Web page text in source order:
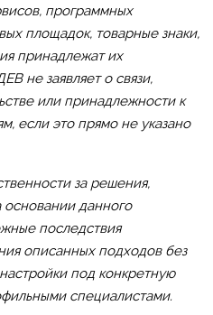
программных
площадок, товарные знаки,
принадлежат их
не заявляет о связи,
или принадлежности к
если это прямо не указано
за решения,
основании данного
последствия
описанных подходов без
под конкретную
специалистами.